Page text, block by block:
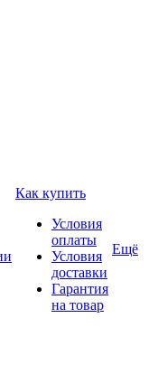
Как купить
Условия
оплаты
Условия
доставки
Гарантия
на товар
Ещё